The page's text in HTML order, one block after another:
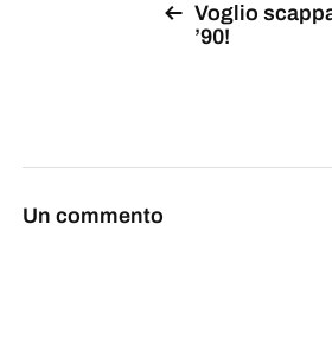
Voglio
’90!
Un commento